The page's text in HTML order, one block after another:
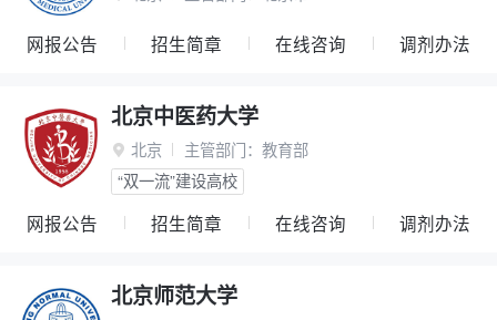
网报公告 招生简章 在线咨询 调剂办法
北京中医药大学
 北京 主管部门： 教育部
“双一流”建设高校
网报公告 招生简章 在线咨询 调剂办法
北京师范大学